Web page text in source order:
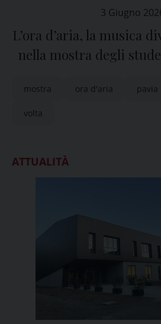
3 Giugno
L’ora d’aria, la musica
nella mostra degli
mostra ora d'aria pavia
volta
ATTUALITÀ